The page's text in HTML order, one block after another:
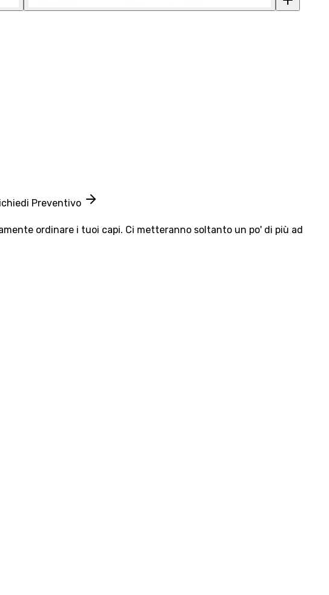
Preventivo
ordinare i tuoi capi. Ci metteranno soltanto un po' di più ad